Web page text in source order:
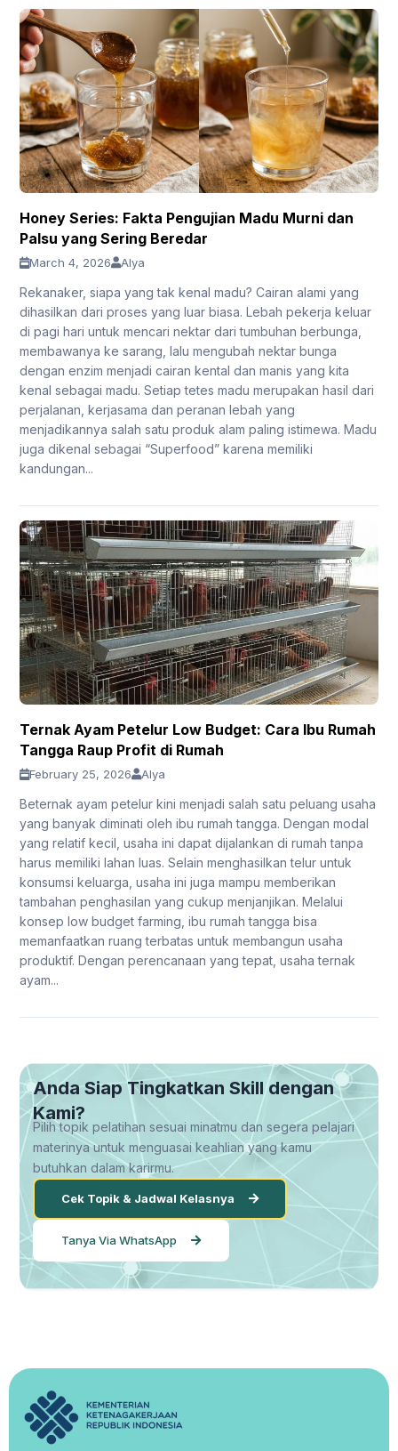
Honey Series: Fakta Pengujian Madu Murni dan
Palsu yang Sering Beredar
March 4, 2026 Alya
Rekanaker, siapa yang tak kenal madu? Cairan alami yang
dihasilkan dari proses yang luar biasa. Lebah pekerja keluar
di pagi hari untuk mencari nektar dari tumbuhan berbunga,
membawanya ke sarang, lalu mengubah nektar bunga
dengan enzim menjadi cairan kental dan manis yang kita
kenal sebagai madu. Setiap tetes madu merupakan hasil dari
perjalanan, kerjasama dan peranan lebah yang
menjadikannya salah satu produk alam paling istimewa. Madu
juga dikenal sebagai “Superfood” karena memiliki
kandungan...
Ternak Ayam Petelur Low Budget: Cara Ibu Rumah
Tangga Raup Profit di Rumah
February 25, 2026 Alya
Beternak ayam petelur kini menjadi salah satu peluang usaha
yang banyak diminati oleh ibu rumah tangga. Dengan modal
yang relatif kecil, usaha ini dapat dijalankan di rumah tanpa
harus memiliki lahan luas. Selain menghasilkan telur untuk
konsumsi keluarga, usaha ini juga mampu memberikan
tambahan penghasilan yang cukup menjanjikan. Melalui
konsep low budget farming, ibu rumah tangga bisa
memanfaatkan ruang terbatas untuk membangun usaha
produktif. Dengan perencanaan yang tepat, usaha ternak
ayam...
Anda Siap Tingkatkan Skill dengan
Kami?
Pilih topik pelatihan sesuai minatmu dan segera pelajari
materinya untuk menguasai keahlian yang kamu
butuhkan dalam karirmu.
Cek Topik & Jadwal Kelasnya
Tanya Via WhatsApp